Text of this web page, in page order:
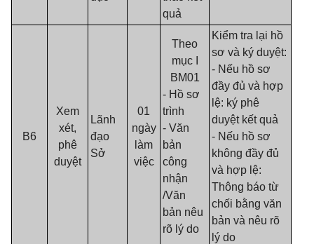
quả
B6
Xem
xét,
phê
duyệt
Lãnh
đạo
Sở
01
ngày
làm
việc
Theo
mục I
BM01
- Hồ sơ
trình
- Văn
bản
công
nhận
/Văn
bản nêu
rõ lý do
Kiểm tra lại hồ
sơ và ký duyệt:
- Nếu hồ sơ
đầy đủ và hợp
lệ: ký phê
duyệt kết quả
- Nếu hồ sơ
không đầy đủ
và hợp lệ:
Thông báo từ
chối bằng văn
bản và nêu rõ
lý do